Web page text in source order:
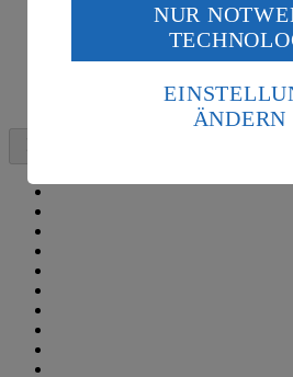
Wenn du auf „Aktivieren“ klickst,
des Art. 49 Abs. 1 Satz 1 lit. a)
Daten in den USA verarbeitet
die USA als Land mit einem nach
Standards nicht angemessenen
Es besteht das Risiko eines
Informationen zum Herausgeber
NUR
ÄNDERN